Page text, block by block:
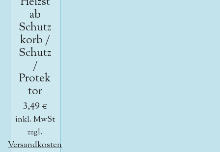
ab
Schutz
korb /
Schutz
/
Protek
tor
3,49 €
inkl. MwSt
zzgl.
Versandkosten